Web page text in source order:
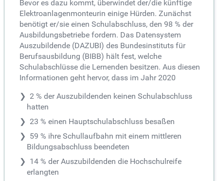
Bevor es dazu kommt, überwindet der/die künftige
Elektroanlagenmonteurin einige Hürden. Zunächst
benötigt er/sie einen Schulabschluss, den 98 % der
Ausbildungsbetriebe fordern. Das Datensystem
Auszubildende (DAZUBI) des Bundesinstituts für
Berufsausbildung (BIBB) hält fest, welche
Schulabschlüsse die Lernenden besitzen. Aus diesen
Informationen geht hervor, dass im Jahr 2020
2 % der Auszubildenden keinen Schulabschluss
hatten
23 % einen Hauptschulabschluss besaßen
59 % ihre Schullaufbahn mit einem mittleren
Bildungsabschluss beendeten
14 % der Auszubildenden die Hochschulreife
erlangten